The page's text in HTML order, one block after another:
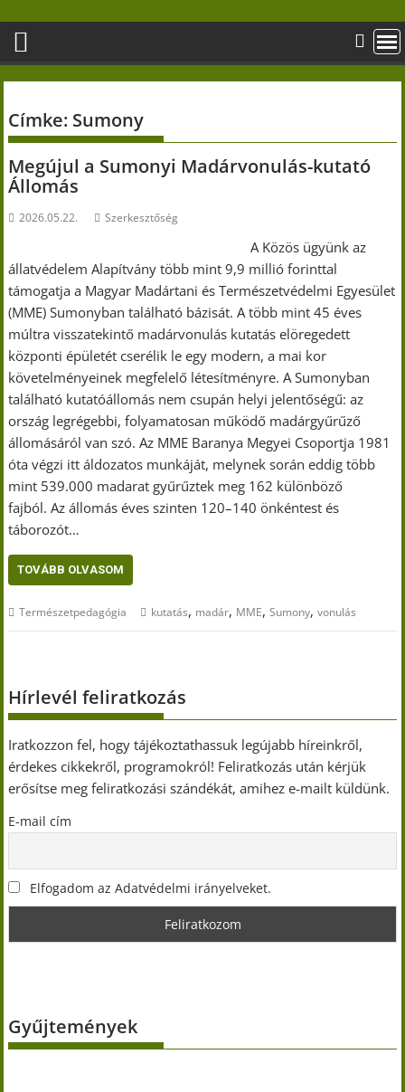
content
Címke: Sumony
Megújul a Sumonyi Madárvonulás-kutató
Állomás
2026.05.22. Szerkesztőség
A Közös ügyünk az
állatvédelem Alapítvány több mint 9,9 millió forinttal
támogatja a Magyar Madártani és Természetvédelmi Egyesület
(MME) Sumonyban található bázisát. A több mint 45 éves
múltra visszatekintő madárvonulás kutatás elöregedett
központi épületét cserélik le egy modern, a mai kor
követelményeinek megfelelő létesítményre. A Sumonyban
található kutatóállomás nem csupán helyi jelentőségű: az
ország legrégebbi, folyamatosan működő madárgyűrűző
állomásáról van szó. Az MME Baranya Megyei Csoportja 1981
óta végzi itt áldozatos munkáját, melynek során eddig több
mint 539.000 madarat gyűrűztek meg 162 különböző
fajból. Az állomás éves szinten 120–140 önkéntest és
táborozót…
TOVÁBB OLVASOM
Természetpedagógia kutatás, madár, MME,Sumony,vonulás
Hírlevél feliratkozás
Iratkozzon fel, hogy tájékoztathassuk legújabb híreinkről,
érdekes cikkekről, programokról! Feliratkozás után kérjük
erősítse meg feliratkozási szándékát, amihez e-mailt küldünk.
E-mail cím
Elfogadom az Adatvédelmi irányelveket.
Gyűjtemények